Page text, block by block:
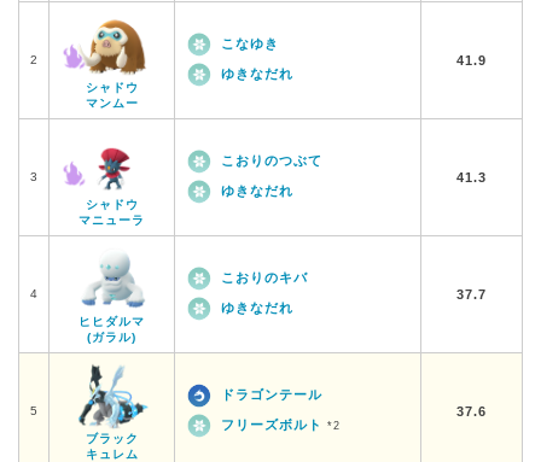
2
シャドウ
マンムー
こなゆき
ゆきなだれ
41.9
3
シャドウ
マニューラ
こおりのつぶて
ゆきなだれ
41.3
4
ヒヒダルマ
(ガラル)
こおりのキバ
ゆきなだれ
37.7
5
ブラック
キュレム
ドラゴンテール
フリーズボルト *2
37.6